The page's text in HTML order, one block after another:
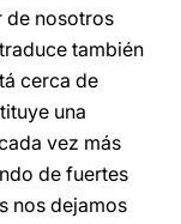
de nosotros
también
cerca de
una
vez más
de fuertes
nos dejamos